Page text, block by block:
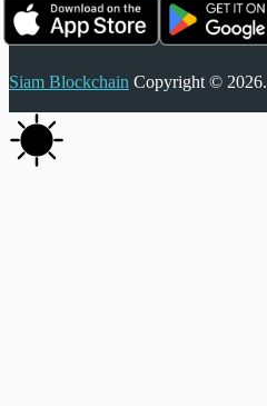
Siam Blockchain Copyright © 2026.